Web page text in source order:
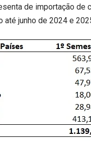
de importação de
até junho de 2024 e